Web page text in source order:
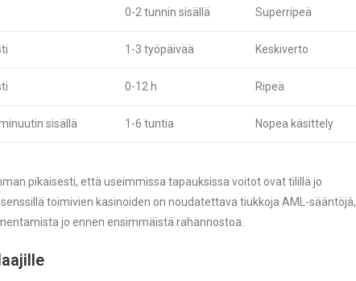
0-2 tunnin sisällä Superripeä
1-3 työpäivää Keskiverto
0-12 h Ripeä
sisällä 1-6 tuntia Nopea käsittely
pikaisesti, että useimmissa tapauksissa voitot ovat tilillä jo
toimivien kasinoiden on noudatettava tiukkoja AML-sääntöjä,
jo ennen ensimmäistä rahannostoa.